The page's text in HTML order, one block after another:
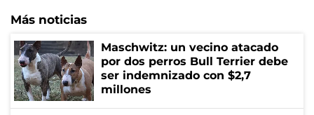
Más noticias
Maschwitz: un vecino atacado
por dos perros Bull Terrier debe
ser indemnizado con $2,7
millones